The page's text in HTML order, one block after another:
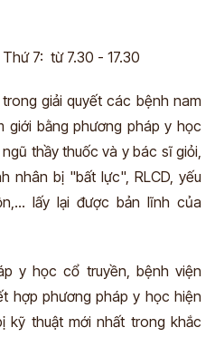
7: từ 7.30 - 17.30
giải quyết các bệnh nam
giới bằng phương pháp y học
thầy thuốc và y bác sĩgiỏi,
nhân bị "bất lực", RLCD, yếu
lấy lại được bản lĩnh của
y học cổ truyền, bệnh viện
hợp phương pháp y học hiện
kỹ thuật mới nhất trong khắc